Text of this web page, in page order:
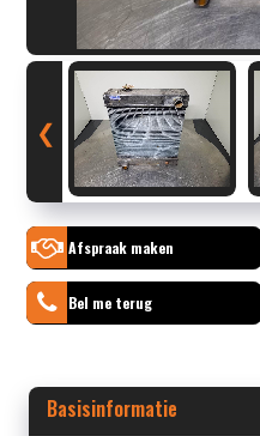
❮
Afspraak maken
Bel me terug
Basisinformatie